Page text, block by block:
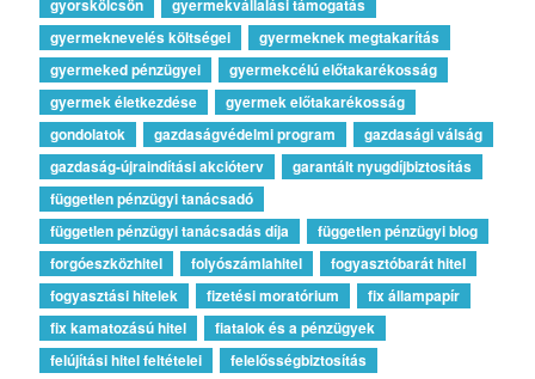
gyorskölcsön
gyermekvállalási támogatás
gyermeknevelés költségei
gyermeknek megtakarítás
gyermeked pénzügyei
gyermekcélú előtakarékosság
gyermek életkezdése
gyermek előtakarékosság
gondolatok
gazdaságvédelmi program
gazdasági válság
gazdaság-újraindítási akcióterv
garantált nyugdíjbiztosítás
független pénzügyi tanácsadó
független pénzügyi tanácsadás díja
független pénzügyi blog
forgóeszközhitel
folyószámlahitel
fogyasztóbarát hitel
fogyasztási hitelek
fizetési moratórium
fix állampapír
fix kamatozású hitel
fiatalok és a pénzügyek
felújítási hitel feltételei
felelősségbiztosítás